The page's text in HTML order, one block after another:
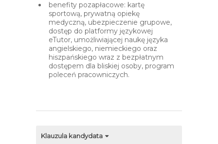
benefity pozapłacowe: kartę
sportową, prywatną opiekę
medyczną, ubezpieczenie grupowe,
dostęp do platformy językowej
eTutor, umożliwiającej naukę języka
angielskiego, niemieckiego oraz
hiszpańskiego wraz z bezpłatnym
dostępem dla bliskiej osoby, program
poleceń pracowniczych.
Klauzula kandydata